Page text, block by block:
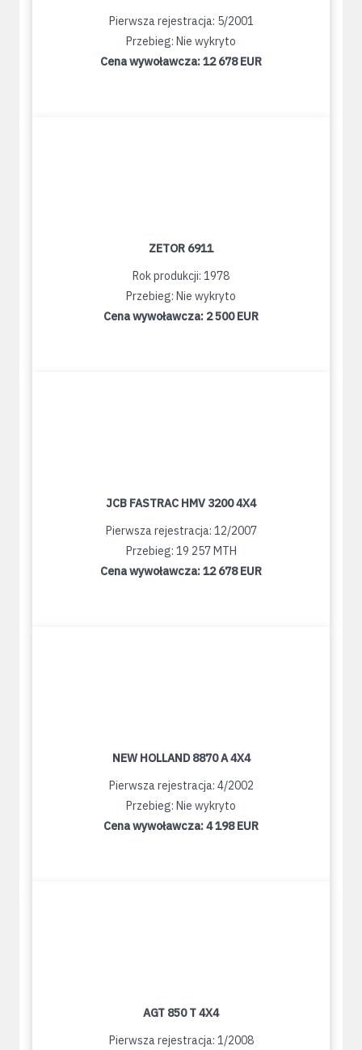
Pierwsza rejestracja: 5/2001
Przebieg: Nie wykryto
Cena wywoławcza:12 678 EUR
ZETOR 6911
Rok produkcji: 1978
Przebieg: Nie wykryto
Cena wywoławcza: 2 500 EUR
JCB FASTRAC HMV 3200 4X4
Pierwsza rejestracja: 12/2007
Przebieg: 19 257 MTH
Cena wywoławcza:12 678 EUR
NEW HOLLAND 8870 A 4X4
Pierwsza rejestracja: 4/2002
Przebieg: Nie wykryto
Cena wywoławcza:4 198 EUR
AGT 850 T 4X4
Pierwsza rejestracja: 1/2008